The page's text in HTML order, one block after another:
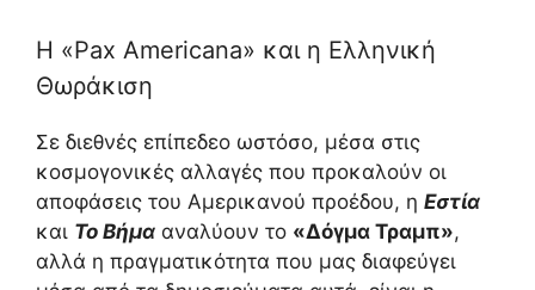
Η «Pax Americana» και η Ελληνική
Θωράκιση
Σε διεθνές επίπεδεο ωστόσο, μέσα στις
κοσμογονικές αλλαγές που προκαλούν οι
αποφάσεις του Αμερικανού προέδου, η Εστία
και Το Βήμα αναλύουν το «Δόγμα Τραμπ»,
αλλά η πραγματικότητα που μας διαφεύγει